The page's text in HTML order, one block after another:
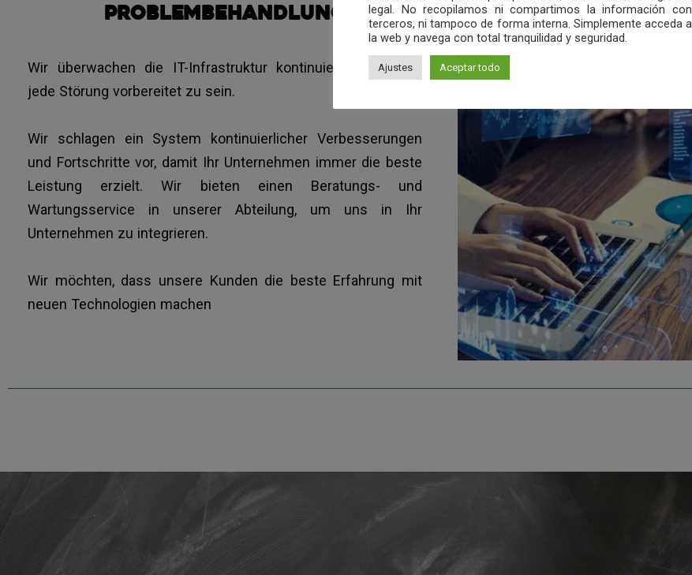
Problembehandlung
Wir überwachen die IT-Infrastruktur kontinuierlich, um auf
jede Störung vorbereitet zu sein.
Wir schlagen ein System kontinuierlicher Verbesserungen
und Fortschritte vor, damit Ihr Unternehmen immer die beste
Leistung erzielt. Wir bieten einen Beratungs- und
Wartungsservice in unserer Abteilung, um uns in Ihr
Unternehmen zu integrieren.
Wir möchten, dass unsere Kunden die beste Erfahrung mit
neuen Technologien machen
legal. No recopilamos ni compartimos la información con
terceros, ni tampoco de forma interna. Simplemente acceda a
la web y navega con total tranquilidad y seguridad.
Ajustes Aceptar todo